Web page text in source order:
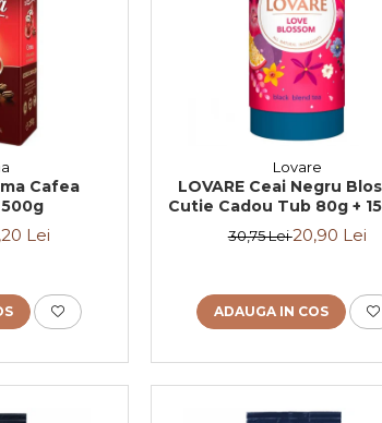
Cafea
Lei
Lovare
LOVARE Ceai Negru
Cutie Cadou Tub 80g +
de Ceai
30,75 Lei20,90 Lei
ADAUGA IN COS